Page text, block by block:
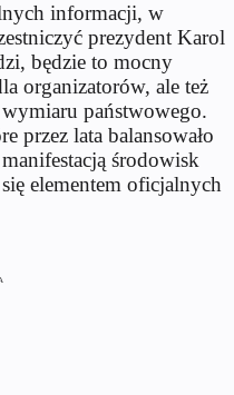
informacji, w
prezydent Karol
będzie to mocny
organizatorów, ale też
państwowego.
przez lata balansowało
środowisk
elementem oficjalnych